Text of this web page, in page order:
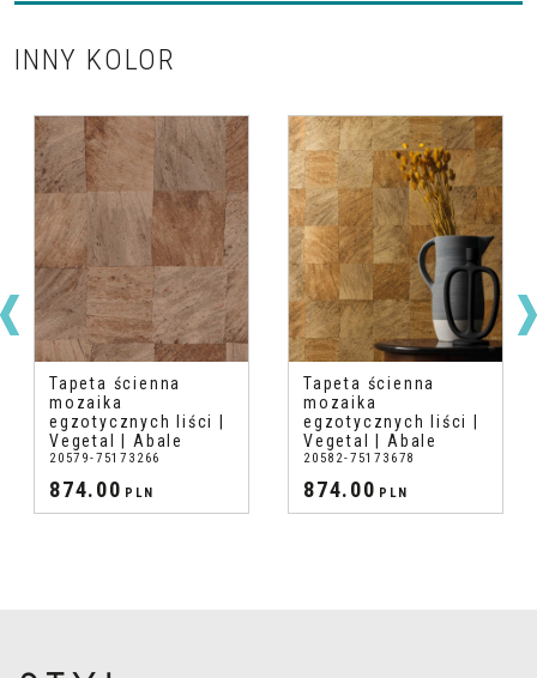
INNY KOLOR
Tapeta ścienna
mozaika
egzotycznych liści |
Vegetal | Abale
20579-75173266
874.00 PLN
Tapeta ścienna
mozaika
egzotycznych liści |
Vegetal | Abale
20582-75173678
874.00 PLN